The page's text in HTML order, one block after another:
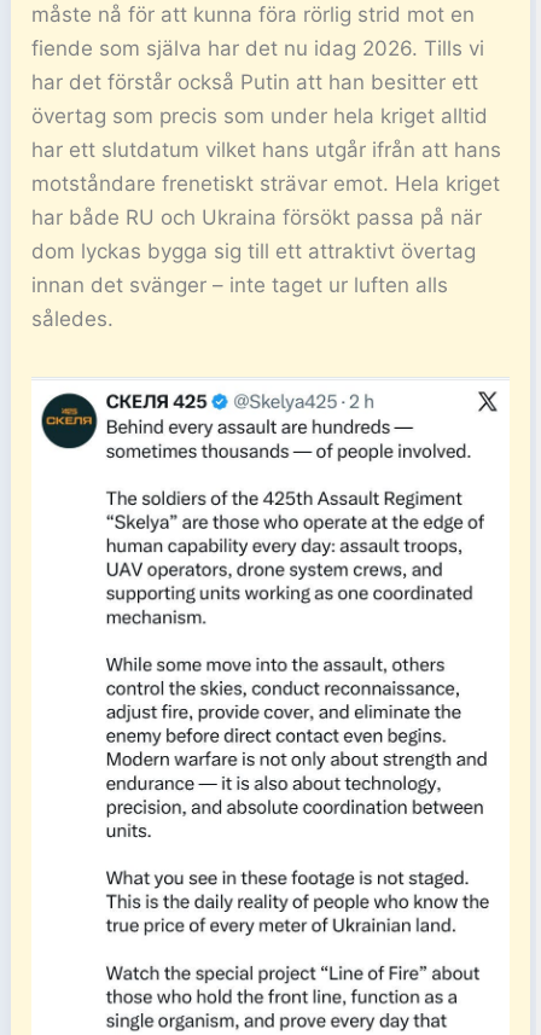
måste nå för att kunna föra rörlig strid mot en
fiende som själva har det nu idag 2026. Tills vi
har det förstår också Putin att han besitter ett
övertag som precis som under hela kriget alltid
har ett slutdatum vilket hans utgår ifrån att hans
motståndare frenetiskt strävar emot. Hela kriget
har både RU och Ukraina försökt passa på när
dom lyckas bygga sig till ett attraktivt övertag
innan det svänger – inte taget ur luften alls
således.